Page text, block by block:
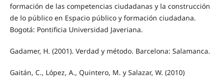
formación de las competencias ciudadanas y la construcción
de lo público en Espacio público y formación ciudadana.
Bogotá: Pontificia Universidad Javeriana.
Gadamer, H. (2001). Verdad y método. Barcelona: Salamanca.
Gaitán, C., López, A., Quintero, M. y Salazar, W. (2010)